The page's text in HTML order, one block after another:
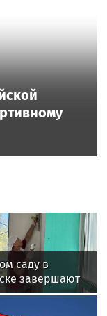
саду в
завершают
ремонт